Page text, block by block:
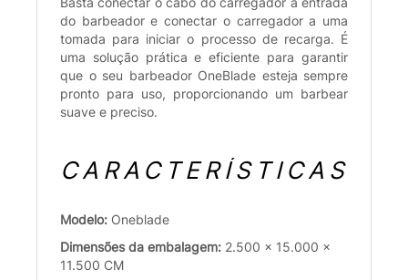
do barbeador e conectar o carregador a uma
tomada para iniciar o processo de recarga. É
uma solução prática e eficiente para garantir
que o seu barbeador OneBlade esteja sempre
pronto para uso, proporcionando um barbear
suave e preciso.
CARACTERÍSTICAS
Modelo: Oneblade
Dimensões da embalagem: 2.500 x 15.000 x
11.500 CM